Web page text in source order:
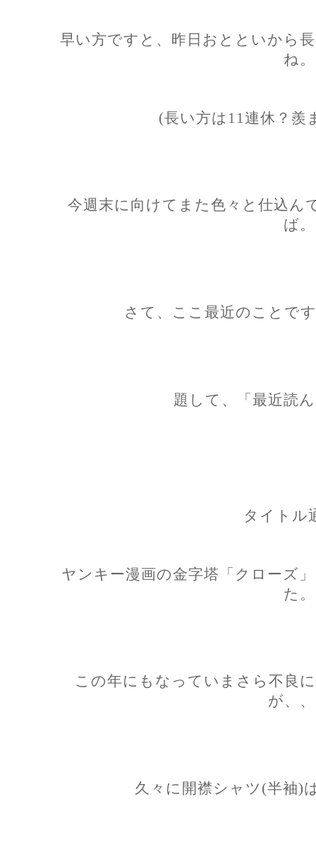
早い方ですと、昨日おとといから
ね。
(長い方は11連休？羨
今週末に向けてまた色々と仕込ん
ば。
さて、ここ最近のことで
題して、「最近読
タイトル
ヤンキー漫画の金字塔「クローズ
た。
この年にもなっていまさら不良
が、
久々に開襟シャツ(半袖)